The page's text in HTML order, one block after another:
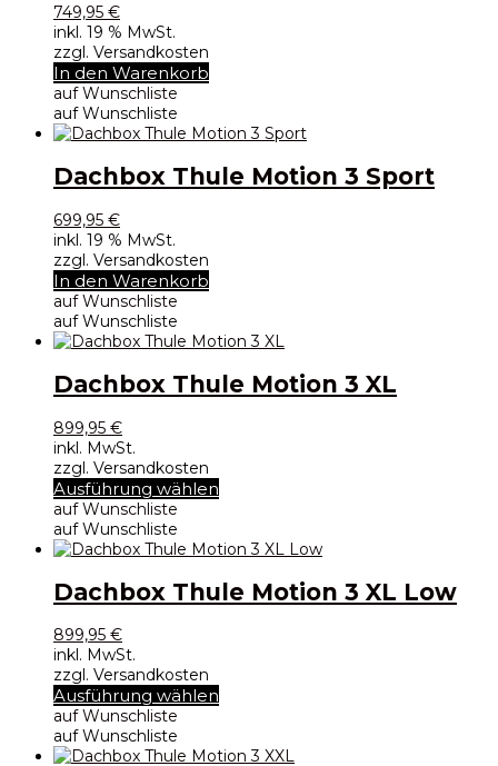
749,95 €
inkl. 19 % MwSt.
zzgl. Versandkosten
In den Warenkorb
auf Wunschliste
auf Wunschliste
Dachbox Thule Motion 3 Sport
699,95 €
inkl. 19 % MwSt.
zzgl. Versandkosten
In den Warenkorb
auf Wunschliste
auf Wunschliste
Dachbox Thule Motion 3 XL
899,95 €
inkl. MwSt.
zzgl. Versandkosten
Ausführung wählen
mehrere
auf.
Die
der
Produktseite
werden
auf Wunschliste
auf Wunschliste
Dachbox Thule Motion 3 XL Low
899,95 €
inkl. MwSt.
zzgl. Versandkosten
Ausführung wählen
mehrere
auf Wunschliste
auf Wunschliste